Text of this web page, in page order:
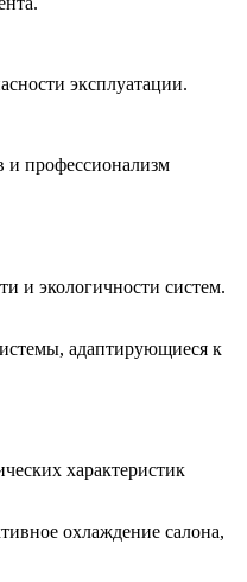
эксплуатации.
и профессионализм
и экологичности систем.
адаптирующиеся к
характеристик
охлаждение салона,